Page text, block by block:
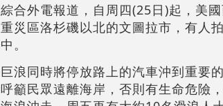
綜合外電報道，自周四(25日)起，美
重災區洛杉磯以北的文圖拉市，有人
中。
巨浪同時將停放路上的汽車沖到重要
呼籲民眾遠離海岸，否則有生命危險